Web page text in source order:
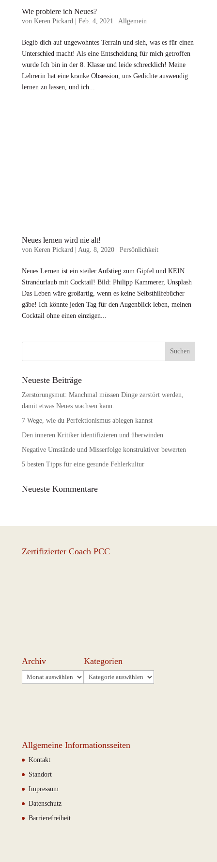
Wie probiere ich Neues?
von Keren Pickard Feb. 4, 2021 Allgemein
Begib dich auf ungewohntes Terrain und sieh, was es für einen
Unterschied macht! Als eine Entscheidung für mich getroffen
wurde Ich bin in der 8. Klasse und leide schrecklich! Meine
Lehrerin hat eine kranke Obsession, uns Gedichte auswendig
lernen zu lassen, und ich...
Neues lernen wird nie alt!
von Keren Pickard Aug. 8, 2020| Persönlichkeit
Neues Lernen ist ein steiler Aufstieg zum Gipfel und KEIN
Strandurlaub mit Cocktail! Bild: Philipp Kammerer, Unsplash
Das Leben wäre großartig, wenn es keine Selbsthilfebücher
gäbe! Ich könnte jeden Tag für den Augenblick leben, meinen
Cocktail ohne einen einzigen...
Neueste Beiträge
Zerstörungsmut: Manchmal müssen Dinge zerstört werden,
damit etwas Neues wachsen kann.
7 Wege, wie du Perfektionismus ablegen kannst
Den inneren Kritiker identifizieren und überwinden
Negative Umstände und Misserfolge konstruktiver bewerten
5 besten Tipps für eine gesunde Fehlerkultur
Neueste Kommentare
Zertifizierter Coach PCC
Archiv
Archiv
Kategorien
Kategorien
Allgemeine Informationsseiten
Kontakt
Standort
Impressum
Datenschutz
Barrierefreiheit